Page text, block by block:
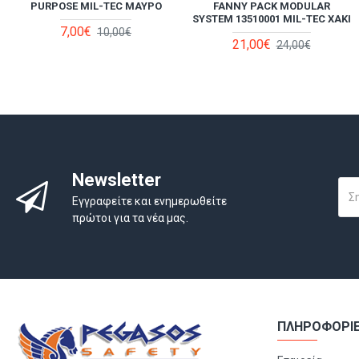
PURPOSE MIL-TEC ΜΑΎΡΟ
7,00€ 10,00€
FANNY PACK MODULAR
SYSTEM 13510001 MIL-TEC ΧΑΚΊ
21,00€ 24,00€
ΕΡΓΑΣΊΑΣ DX411 PORTWEST
ΜΑΎΡΗ
BALACLAVA PORTWEST
26,50€ 29,60€
Newsletter
Εγγραφείτε και ενημερωθείτε
πρώτοι για τα νέα μας.